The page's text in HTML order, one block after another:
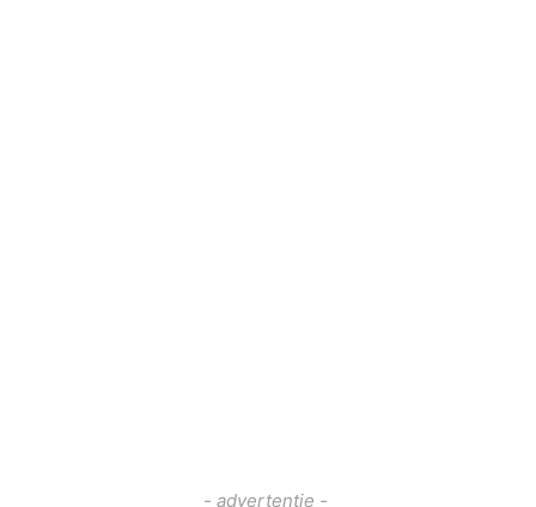
- advertentie -